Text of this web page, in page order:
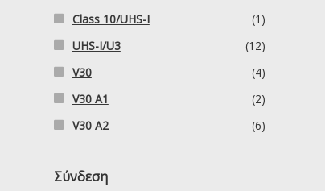
Class 10/UHS-I
(1)
UHS-I/U3
(12)
V30
(4)
V30 A1
(2)
V30 A2
(6)
Σύνδεση